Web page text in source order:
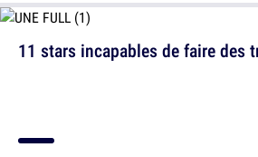
11 stars incapables de faire des